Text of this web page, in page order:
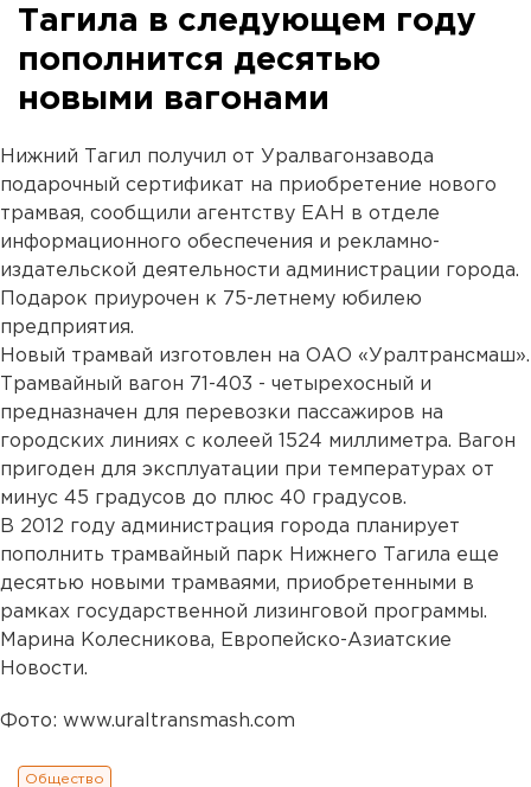
Тагила в следующем году
пополнится десятью
новыми вагонами
Нижний Тагил получил от Уралвагонзавода
подарочный сертификат на приобретение нового
трамвая, сообщили агентству ЕАН в отделе
информационного обеспечения и рекламно-
издательской деятельности администрации города.
Подарок приурочен к 75-летнему юбилею
предприятия.
Новый трамвай изготовлен на ОАО «Уралтрансмаш».
Трамвайный вагон 71-403 - четырехосный и
предназначен для перевозки пассажиров на
городских линиях с колеей 1524 миллиметра. Вагон
пригоден для эксплуатации при температурах от
минус 45 градусов до плюс 40 градусов.
В 2012 году администрация города планирует
пополнить трамвайный парк Нижнего Тагила еще
десятью новыми трамваями, приобретенными в
рамках государственной лизинговой программы.
Марина Колесникова, Европейско-Азиатские
Новости.
Фото: www.uraltransmash.com
Общество